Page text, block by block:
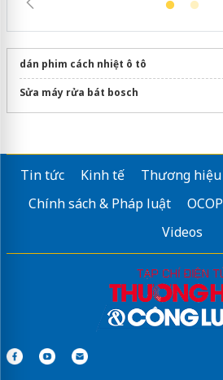
dán phim cách nhiệt ô tô
Sửa máy rửa bát bosch
Tin tức Kinh tế Thương hiệu
Chính sách & Pháp luật
OCOP
Videos